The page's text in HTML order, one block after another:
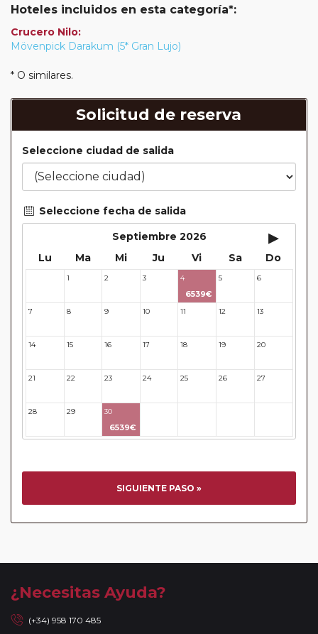
Hoteles incluidos en esta categoría*:
Crucero Nilo:
Mövenpick Darakum (5* Gran Lujo)
* O similares.
Solicitud de reserva
Seleccione ciudad de salida
Seleccione fecha de salida
Septiembre 2026
▸
Lu Ma Mi Ju Vi Sa Do
1 2 3 4
6539€
5 6
7 8 9 10 11 12 13
14 15 16 17 18 19 20
21 22 23 24 25 26 27
28 29 30
6539€
SIGUIENTE PASO »
¿Necesitas Ayuda?
(+34) 958 170 485